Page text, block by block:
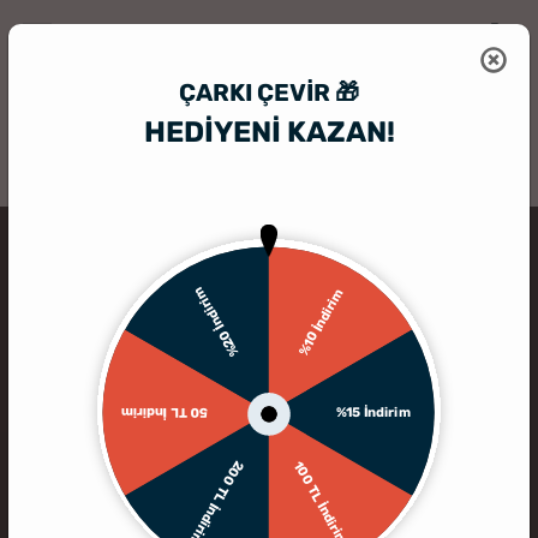
ÇARKI ÇEVIR 🎁
HEDİYENİ KAZAN!
%10 İndirim
%15 İndirim
100 TL İndirim
200 TL İndirim
50 TL İndirim
%20 İndirim